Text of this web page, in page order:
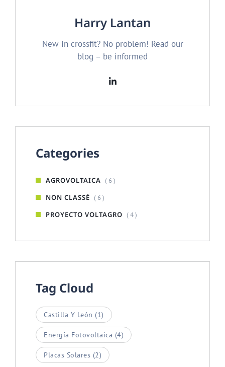
Harry Lantan
New in crossfit? No problem! Read our
blog – be informed
Categories
AGROVOLTAICA ( 6 )
NON CLASSÉ ( 6 )
PROYECTO VOLTAGRO ( 4 )
Tag Cloud
Castilla Y León (1)
Energía Fotovoltaica (4)
Placas Solares (2)